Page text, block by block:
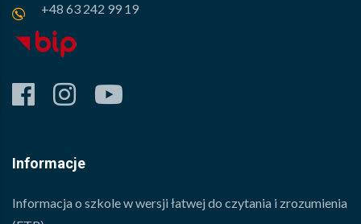
+48 63 242 99 19
facebook
instagram
Informacje
Informacja o szkole w wersji łatwej do czytania i zrozumienia